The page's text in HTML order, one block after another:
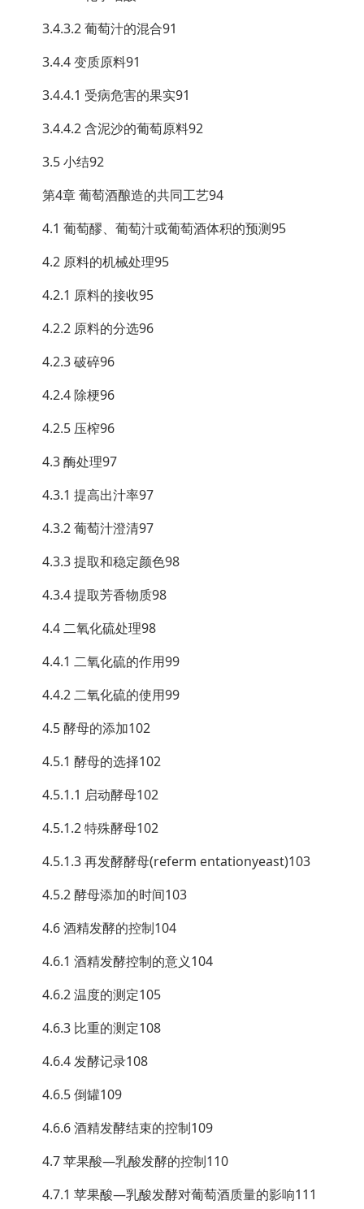
3.4.3.2 葡萄汁的混合91
3.4.4 变质原料91
3.4.4.1 受病危害的果实91
3.4.4.2 含泥沙的葡萄原料92
3.5 小结92
第4章 葡萄酒酿造的共同工艺94
4.1 葡萄醪、葡萄汁或葡萄酒体积的预测95
4.2 原料的机械处理95
4.2.1 原料的接收95
4.2.2 原料的分选96
4.2.3 破碎96
4.2.4 除梗96
4.2.5 压榨96
4.3 酶处理97
4.3.1 提高出汁率97
4.3.2 葡萄汁澄清97
4.3.3 提取和稳定颜色98
4.3.4 提取芳香物质98
4.4 二氧化硫处理98
4.4.1 二氧化硫的作用99
4.4.2 二氧化硫的使用99
4.5 酵母的添加102
4.5.1 酵母的选择102
4.5.1.1 启动酵母102
4.5.1.2 特殊酵母102
4.5.1.3 再发酵酵母(referm entationyeast)103
4.5.2 酵母添加的时间103
4.6 酒精发酵的控制104
4.6.1 酒精发酵控制的意义104
4.6.2 温度的测定105
4.6.3 比重的测定108
4.6.4 发酵记录108
4.6.5 倒罐109
4.6.6 酒精发酵结束的控制109
4.7 苹果酸—乳酸发酵的控制110
4.7.1 苹果酸—乳酸发酵对葡萄酒质量的影响111